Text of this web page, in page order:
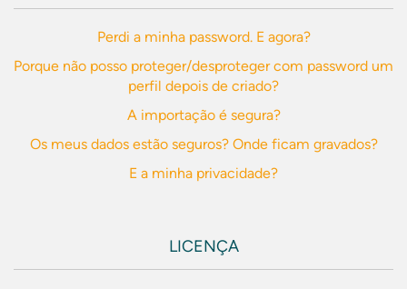
Perdi a minha password. E agora?
Porque não posso proteger/desproteger com password um
perfil depois de criado?
A importação é segura?
Os meus dados estão seguros? Onde ficam gravados?
E a minha privacidade?
LICENÇA